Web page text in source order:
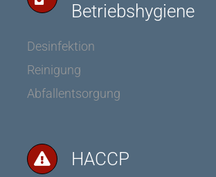
Betriebshygiene
Desinfektion
Reinigung
Abfallentsorgung
HACCP